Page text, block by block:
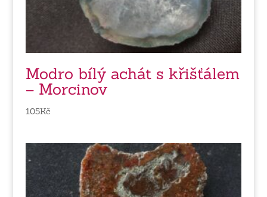
Modro bílý achát s křišťálem
– Morcinov
105Kč